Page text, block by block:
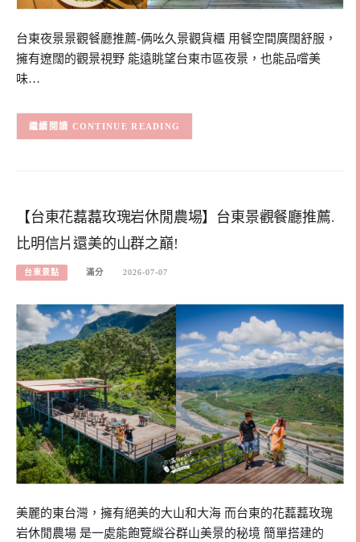
台東夜景景觀餐廳推薦-俩吆久景觀貨櫃 用餐空間廣闊舒服，
擁有遼闊的觀景視野 能遠眺望台東市區夜景，也能品嚐美
味…
CONTINUE READING
【台東花藞藞玫瑰岩休閒農場】台東景觀餐廳推薦.
比明信片還美的山群之巔!
台東景點 滿分 2026-07-07
美麗的東台灣，擁有絕美的大山和大海 而台東的花藞藞玫瑰
岩休閒農場 是一處能飽覽縱谷群山美景的秘境 簡單搭建的